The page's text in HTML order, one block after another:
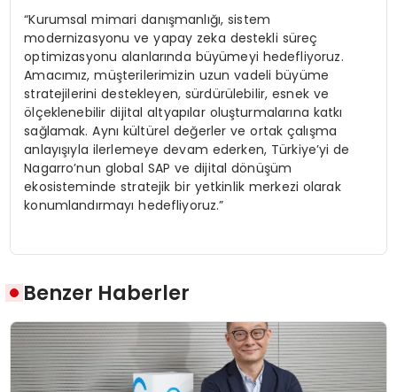
“Kurumsal mimari danışmanlığı, sistem
modernizasyonu ve yapay zeka destekli süreç
optimizasyonu alanlarında büyümeyi hedefliyoruz.
Amacımız, müşterilerimizin uzun vadeli büyüme
stratejilerini destekleyen, sürdürülebilir, esnek ve
ölçeklenebilir dijital altyapılar oluşturmalarına katkı
sağlamak. Aynı kültürel değerler ve ortak çalışma
anlayışıyla ilerlemeye devam ederken, Türkiye’yi de
Nagarro’nun global SAP ve dijital dönüşüm
ekosisteminde stratejik bir yetkinlik merkezi olarak
konumlandırmayı hedefliyoruz.”
Benzer Haberler